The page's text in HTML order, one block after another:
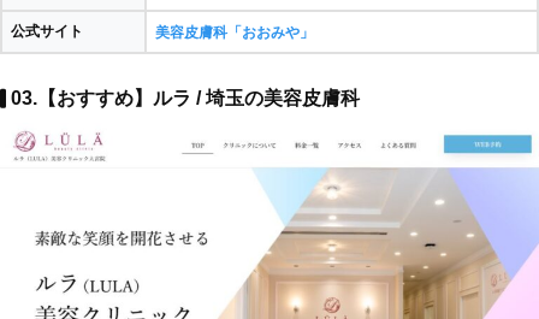
公式サイト 美容皮膚科「おおみや」
03.【おすすめ】ルラ / 埼玉の美容皮膚科